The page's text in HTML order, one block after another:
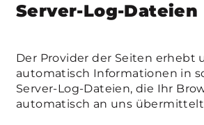
Server-Log-Dateien
Der Provider der Seiten erhebt
automatisch Informationen in
Server-Log-Dateien, die Ihr
automatisch an uns